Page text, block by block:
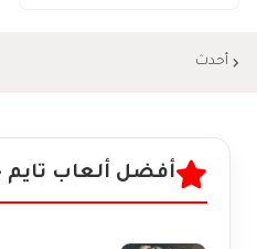
أحدث
أفضل ألعاب تايم